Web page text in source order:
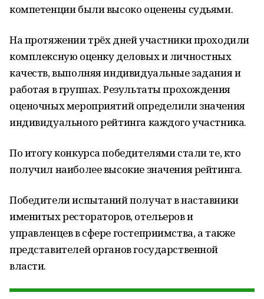
компетенции были высоко оценены судьями.
На протяжении трёх дней участники проходили
комплексную оценку деловых и личностных
качеств, выполняя индивидуальные задания и
работая в группах. Результаты прохождения
оценочных мероприятий определили значения
индивидуального рейтинга каждого участника.
По итогу конкурса победителями стали те, кто
получил наиболее высокие значения рейтинга.
Победители испытаний получат в наставники
именитых рестораторов, отельеров и
управленцев в сфере гостеприимства, а также
представителей органов государственной
власти.